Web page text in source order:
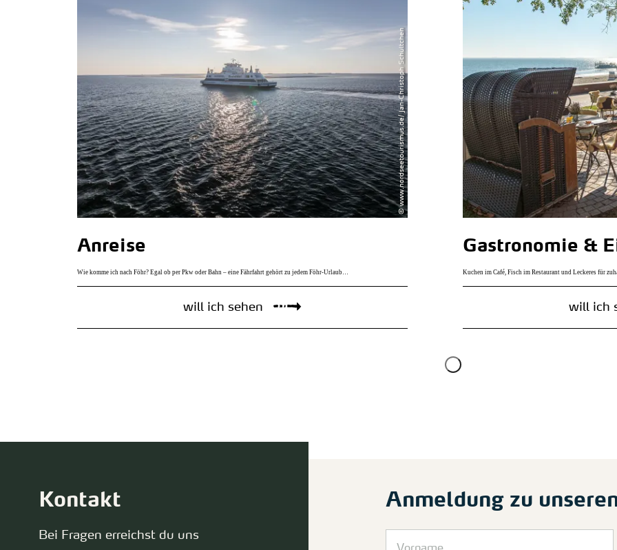
© www.nordseetourismus.de/ Jan-Christoph Schultchen
Anreise
Wie komme ich nach Föhr? Egal ob per Pkw oder Bahn – eine Fährfahrt gehört zu jedem Föhr-Urlaub…
will ich sehen
Gastronomie &
Kuchen im Café, Fisch im Restaurant und Leckeres für
will ich
Anmeldung zu
Kontakt
Bei Fragen erreichst du uns